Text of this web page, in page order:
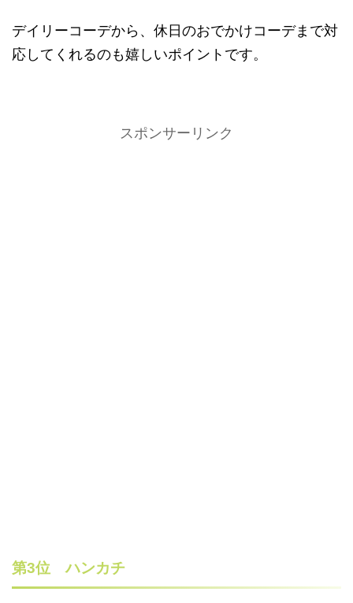
デイリーコーデから、休日のおでかけコーデまで対
応してくれるのも嬉しいポイントです。
スポンサーリンク
第3位 ハンカチ